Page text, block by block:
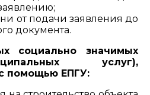
от подачи заявления до
документа.
социально значимых
услуг),
помощью ЕПГУ: